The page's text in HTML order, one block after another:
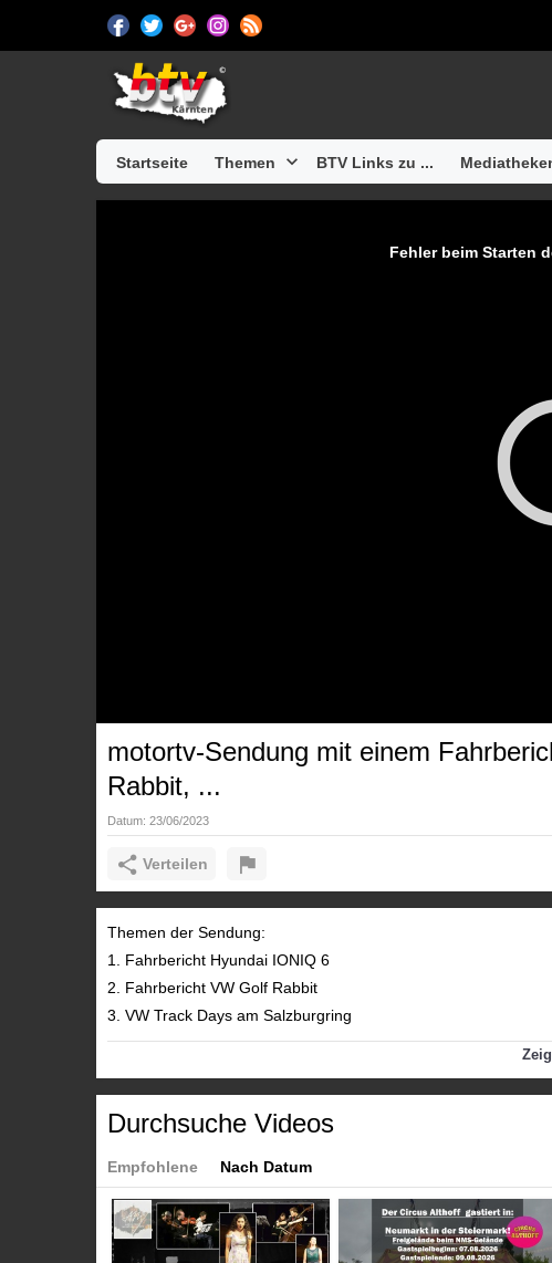
Startseite Themen BTV Links zu ...
Fehler beim Starten
motortv-Sendung mit einem
Rabbit, ...
Datum: 23/06/2023
Verteilen
Themen der Sendung:
1. Fahrbericht Hyundai IONIQ 6
2. Fahrbericht VW Golf Rabbit
3. VW Track Days am Salzburgring
Tags:
rabbit
vw track days
Durchsuche Videos
Empfohlene Nach Datum